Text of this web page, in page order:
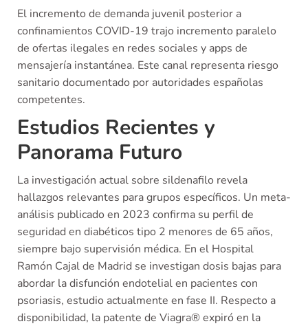
El incremento de demanda juvenil posterior a
confinamientos COVID-19 trajo incremento paralelo
de ofertas ilegales en redes sociales y apps de
mensajería instantánea. Este canal representa riesgo
sanitario documentado por autoridades españolas
competentes.
Estudios Recientes y
Panorama Futuro
La investigación actual sobre sildenafilo revela
hallazgos relevantes para grupos específicos. Un meta-
análisis publicado en 2023 confirma su perfil de
seguridad en diabéticos tipo 2 menores de 65 años,
siempre bajo supervisión médica. En el Hospital
Ramón Cajal de Madrid se investigan dosis bajas para
abordar la disfunción endotelial en pacientes con
psoriasis, estudio actualmente en fase II. Respecto a
disponibilidad, la patente de Viagra® expiró en la